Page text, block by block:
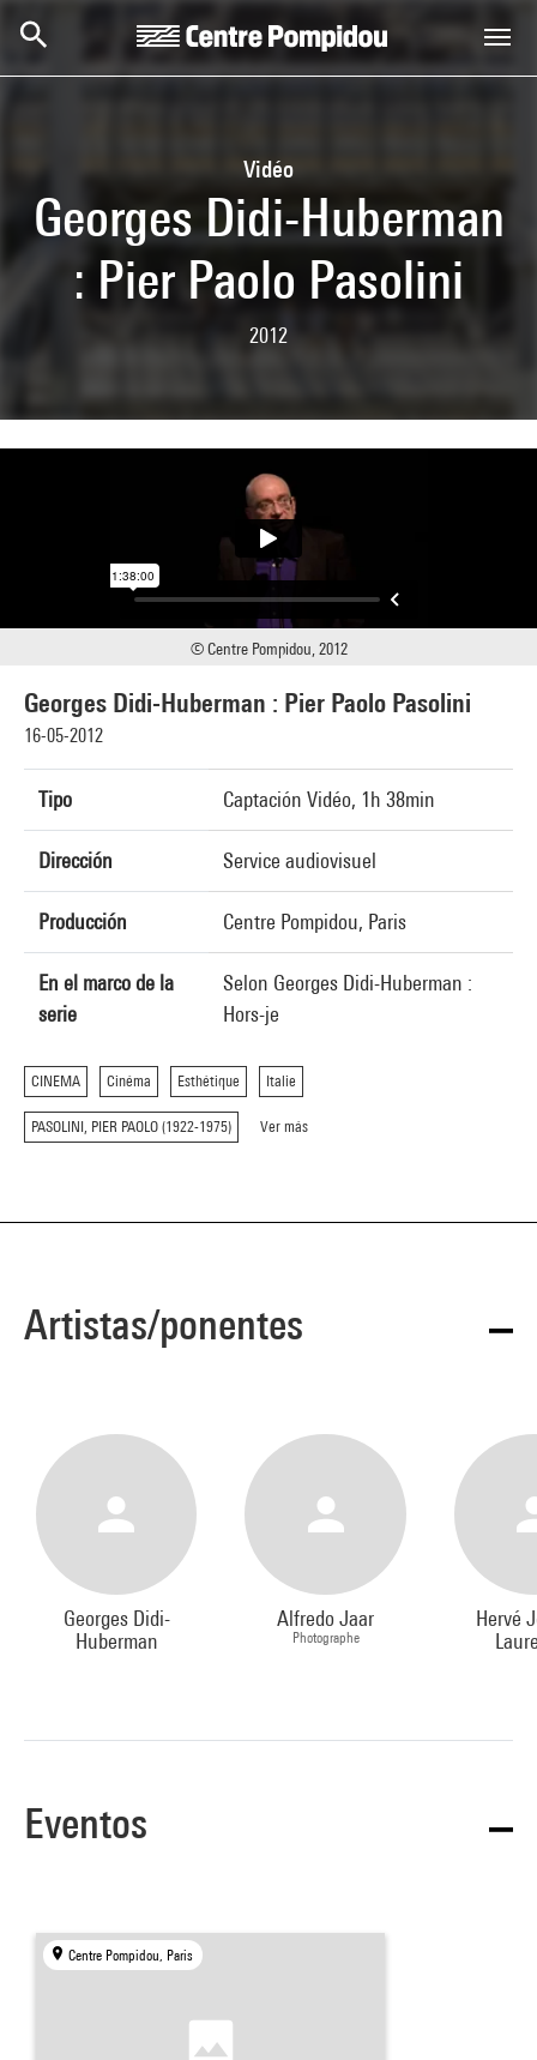
Vidéo
Georges Didi-Huberman
: Pier Paolo Pasolini
2012
Georges Didi-Huberman : Pier Paolo Pasolini
16-05-2012
Tipo Captación Vidéo, 1h 38min
Dirección Service audiovisuel
Producción Centre Pompidou, Paris
En el marco de la
serie
Selon Georges Didi-Huberman :
Hors-je
CINEMA Cinéma Esthétique Italie
PASOLINI, PIER PAOLO (1922-1975) Ver más
© Centre Pompidou, 2012
Artistas/ponentes
Georges Didi-
Huberman
Alfredo Jaar
Photographe
Hervé
Eventos
Centre Pompidou, Paris